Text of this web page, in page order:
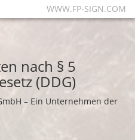
WWW.FP-SIGN.COM
nach § 5
(DDG)
– Ein Unternehmen der